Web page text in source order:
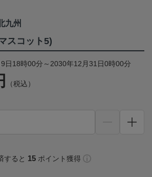
九州
スコット5)
日18時00分～2030年12月31日0時00分
（税込）
すると 15 ポイント獲得